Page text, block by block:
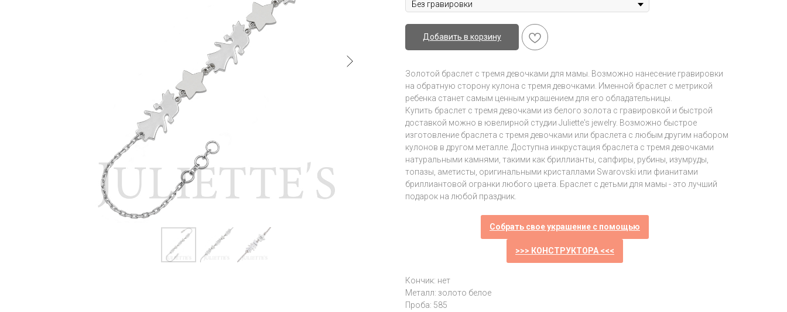
Добавить в корзину
Золотой браслет с тремя девочками для мамы. Возможно нанесение гравировки
на обратную сторону кулона с тремя девочками. Именной браслет с метрикой
ребенка станет самым ценным украшением для его обладательницы.
Купить браслет с тремя девочками из белого золота с гравировкой и быстрой
доставкой можно в ювелирной студии Juliette's jewelry. Возможно быстрое
изготовление браслета с тремя девочками или браслета с любым другим набором
кулонов в другом металле. Доступна инкрустация браслета с тремя девочками
натуральными камнями, такими как бриллианты, сапфиры, рубины, изумруды,
топазы, аметисты, оригинальными кристаллами Swarovski или фианитами
бриллиантовой огранки любого цвета. Браслет с детьми для мамы - это лучший
подарок на любой праздник.
Собрать свое украшение с помощью
>>> КОНСТРУКТОРА <<<
Кончик: нет
Металл: золото белое
Проба: 585